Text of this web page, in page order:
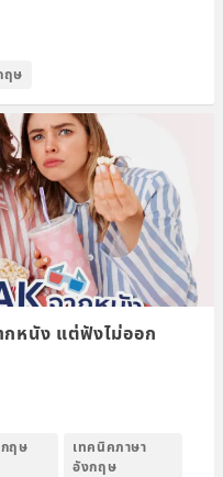
ฤษ
หนัง แต่ฟังไม่ออก
ฤษ
เทคนิคภาษา
อังกฤษ